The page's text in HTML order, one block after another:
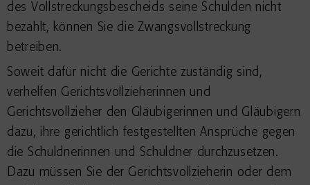
des Vollstreckungsbescheids seine Schulden nicht
bezahlt, können Sie die Zwangsvollstreckung
betreiben.
Soweit dafür nicht die Gerichte zuständig sind,
verhelfen Gerichtsvollzieherinnen und
Gerichtsvollzieher den Gläubigerinnen und Gläubigern
dazu, ihre gerichtlich festgestellten Ansprüche gegen
die Schuldnerinnen und Schuldner durchzusetzen.
Dazu müssen Sie der Gerichtsvollzieherin oder dem